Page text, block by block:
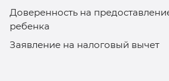
Доверенность на
ребенка
Заявление на налоговый вычет